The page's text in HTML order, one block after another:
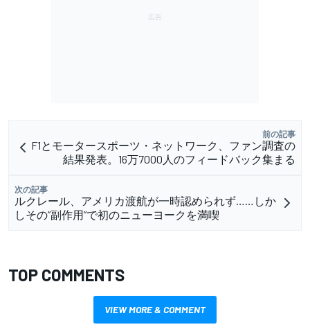
前の記事
F1とモータースポーツ・ネットワーク、ファン調査の
結果発表。16万7000人のフィードバック集まる
次の記事
ルクレール、アメリカ渡航が一時認められず……しか
しその”副作用”で初のニューヨークを満喫
TOP COMMENTS
VIEW MORE & COMMENT